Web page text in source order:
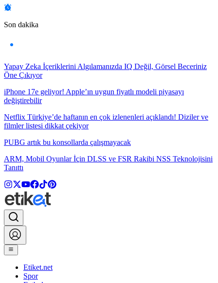
Son dakika
Yapay Zeka İçeriklerini Algılamanızda IQ Değil, Görsel Beceriniz
Öne Çıkıyor
iPhone 17e geliyor! Apple’ın uygun fiyatlı modeli piyasayı
değiştirebilir
Netflix Türkiye’de haftanın en çok izlenenleri açıklandı! Diziler ve
filmler listesi dikkat çekiyor
PUBG artık bu konsollarda çalışmayacak
ARM, Mobil Oyunlar İçin DLSS ve FSR Rakibi NSS Teknolojisini
Tanıttı
Etiket.net
Spor